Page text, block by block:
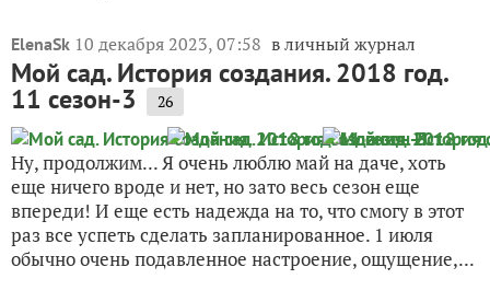
ElenaSk 10 декабря 2023, 07:58 в личный журнал
Мой сад. История создания. 2018 год.
11 сезон-3 26
Ну, продолжим... Я очень люблю май на даче, хоть
еще ничего вроде и нет, но зато весь сезон еще
впереди! И еще есть надежда на то, что смогу в этот
раз все успеть сделать запланированное. 1 июля
обычно очень подавленное настроение, ощущение,...